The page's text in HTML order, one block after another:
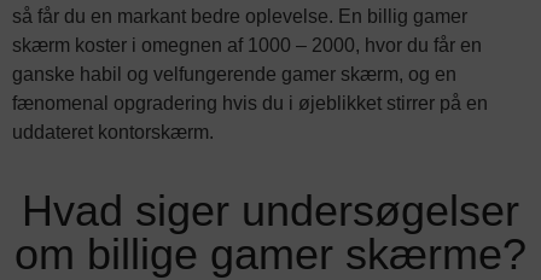
så får du en markant bedre oplevelse. En billig gamer
skærm koster i omegnen af 1000 – 2000, hvor du får en
ganske habil og velfungerende gamer skærm, og en
fænomenal opgradering hvis du i øjeblikket stirrer på en
uddateret kontorskærm.
Hvad siger undersøgelser
om billige gamer skærme?